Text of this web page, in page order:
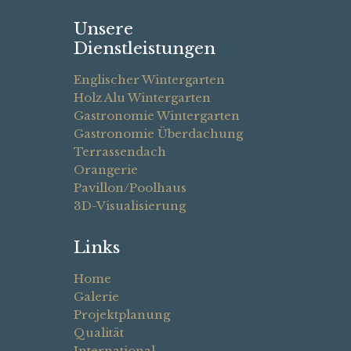
Unsere
Dienstleistungen
Englischer Wintergarten
Holz Alu Wintergarten
Gastronomie Wintergarten
Gastronomie Überdachung
Terrassendach
Orangerie
Pavillon/Poolhaus
3D-Visualisierung
Links
Home
Galerie
Projektplanung
Qualität